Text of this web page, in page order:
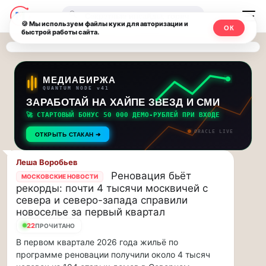
Последние
новости
и
обновления
потока:
Друзья,
приглашаем
на
музыкальную
прогулку
по
Москве
Чайковского!…
Друзья,
на
музыкальную
Москвичи.net
—
Главный
столичный
чат-
мессенджер,
новости
и
инсайды
Москвы
🔍
МЕДИАБИРЖА
QUANTUM NODE v41
ЗАРАБОТАЙ НА ХАЙПЕ ЗВЕЗД И СМИ
🚀 СТАРТОВЫЙ БОНУС 50 000 ДЕМО-РУБЛЕЙ ПРИ ВХОДЕ
ОТКРЫТЬ СТАКАН ➔ ORACLE LIVE
Леша Воробьев
МОСКОВСКИЕ НОВОСТИ
Реновация бьёт
рекорды: почти 4 тысячи москвичей с
севера и северо-запада справили
новоселье за первый квартал
22ПРОЧИТАНО
В первом квартале 2026 года жильё по
программе реновации получили около 4 тысяч
🍪 Мы используем файлы куки для авторизации и
быстрой работы сайта.
ОК